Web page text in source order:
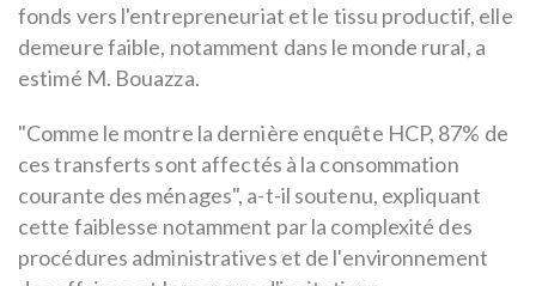
fonds vers l'entrepreneuriat et le tissu productif, elle
demeure faible, notamment dans le monde rural, a
estimé M. Bouazza.
"Comme le montre la dernière enquête HCP, 87% de
ces transferts sont affectés à la consommation
courante des ménages", a-t-il soutenu, expliquant
cette faiblesse notamment par la complexité des
procédures administratives et de l'environnement